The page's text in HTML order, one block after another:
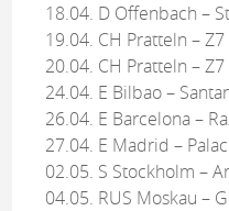
18.04. D Offenbach –
19.04. CH Pratteln – Z7
20.04. CH Pratteln – Z7
24.04. E Bilbao –
26.04. E Barcelona –
27.04. E Madrid –
02.05. S Stockholm –
04.05. RUS Moskau –